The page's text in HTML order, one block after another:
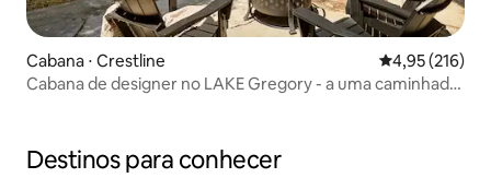
Cabana ⋅ Crestline 4,95 de uma
4,95 (216)
Cabana de designer no LAKE Gregory - a uma caminhada
Destinos para conhecer